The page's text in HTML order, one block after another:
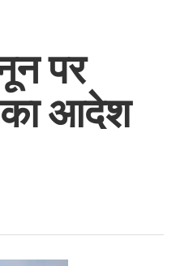
पर
का आदेश